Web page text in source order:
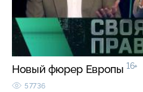
Новый фюрер Европы 16+
57736